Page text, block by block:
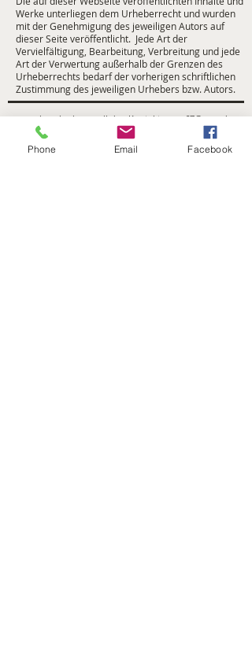
Werke unterliegen dem Urheberrecht und wurden
mit der Genehmigung des jeweiligen Autors auf
dieser Seite veröffentlicht. Jede Art der
Vervielfältigung, Bearbeitung, Verbreitung und jede
Art der Verwertung außerhalb der Grenzen des
Urheberrechts bedarf der vorherigen schriftlichen
Zustimmung des jeweiligen Urhebers bzw. Autors.
www.buecherkarussell.de- Kontakt:geng67@gmx.de-
2015-2026
Home
Phone Email Facebook